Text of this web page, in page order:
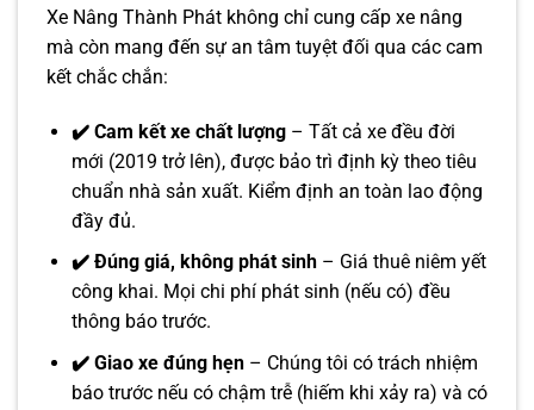
Xe Nâng Thành Phát không chỉ cung cấp xe nâng
mà còn mang đến sự an tâm tuyệt đối qua các cam
kết chắc chắn:
✔️ Cam kết xe chất lượng– Tất cả xe đều đời
mới (2019 trở lên), được bảo trì định kỳ theo tiêu
chuẩn nhà sản xuất. Kiểm định an toàn lao động
đầy đủ.
✔️ Đúng giá, không phát sinh– Giá thuê niêm yết
công khai. Mọi chi phí phát sinh (nếu có) đều
thông báo trước.
✔️ Giao xe đúng hẹn– Chúng tôi có trách nhiệm
báo trước nếu có chậm trễ (hiếm khi xảy ra) và có